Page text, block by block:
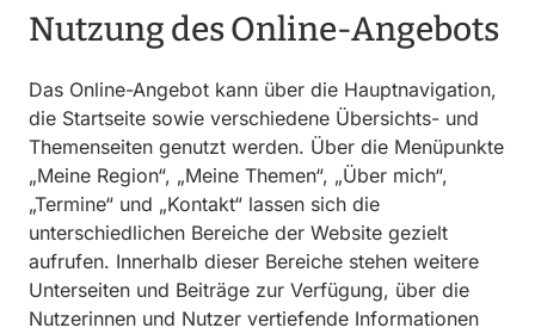
Nutzung des Online-Angebots
Das Online-Angebot kann über die Hauptnavigation,
die Startseite sowie verschiedene Übersichts- und
Themenseiten genutzt werden. Über die Menüpunkte
„Meine Region“, „Meine Themen“, „Über mich“,
„Termine“ und „Kontakt“ lassen sich die
unterschiedlichen Bereiche der Website gezielt
aufrufen. Innerhalb dieser Bereiche stehen weitere
Unterseiten und Beiträge zur Verfügung, über die
Nutzerinnen und Nutzer vertiefende Informationen